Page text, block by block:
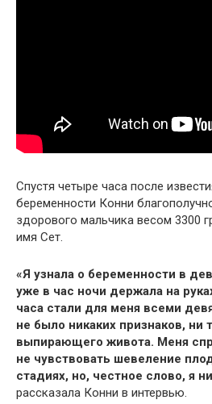
Спустя четыре часа после
беременности Конни
здорового мальчика весом 3300
имя Сет.
«Я узнала о беременности в
уже в час ночи держала на
часа стали для меня всеми
не было никаких признаков, ни
выпирающего живота. Меня
не чувствовать шевеление
стадиях, но, честное слово, я
рассказала Конни в интервью.